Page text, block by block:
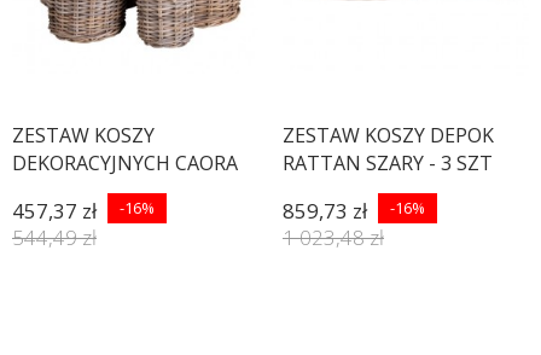
ZESTAW KOSZY
DEKORACYJNYCH CAORA
RATTAN - 4SZT
457,37 zł -16%
544,49 zł
ZESTAW KOSZY DEPOK
RATTAN SZARY - 3 SZT
859,73 zł -16%
1 023,48 zł